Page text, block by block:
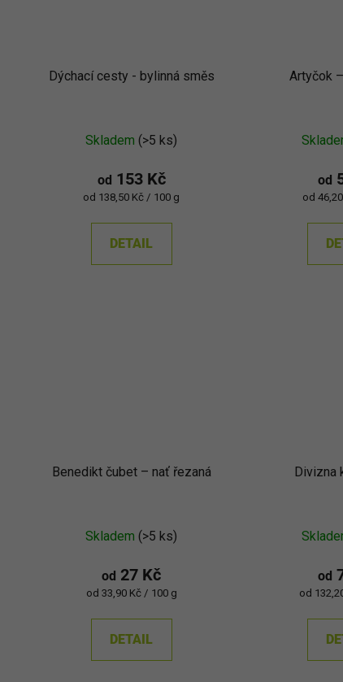
Dýchací cesty - bylinná směs
Skladem(>5 ks)
od 153 Kč
Měrná
od 138,50 Kč / 100 g
DETAIL
Artyčok
od
Měrná
od
Benedikt čubet – nať řezaná
Skladem(>5 ks)
od 27 Kč
Měrná
od 33,90 Kč / 100 g
DETAIL
Divizna
od
Měrná
od